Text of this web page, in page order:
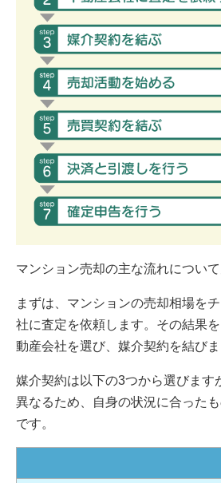
マンション売却の主な流れについて
まずは、マンションの売却相場を
社に査定を依頼します。その結果
動産会社を選び、媒介契約を結びま
媒介契約は以下の3つから選びます
異なるため、自身の状況に合った
です。